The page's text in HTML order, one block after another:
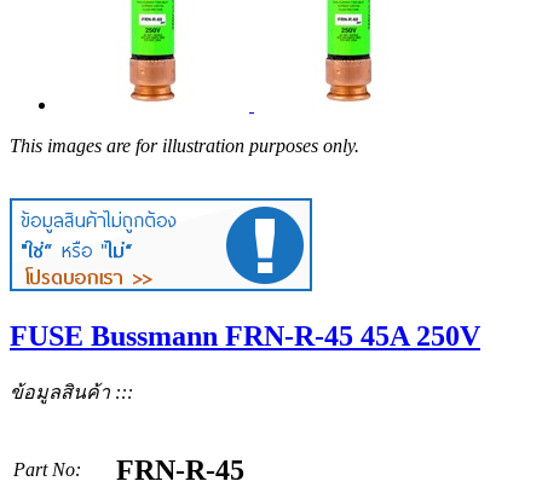
This images are for illustration purposes only.
FUSE Bussmann FRN-R-45 45A 250V
ข้อมูลสินค้า :::
Part No: FRN-R-45